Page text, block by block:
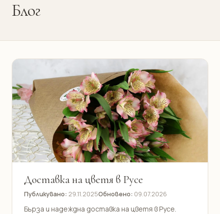
Блог
Доставка на цветя в Русе
Публикувано: 29.11.2025Обновено: 09.07.2026
Бърза и надеждна доставка на цветя в Русе.